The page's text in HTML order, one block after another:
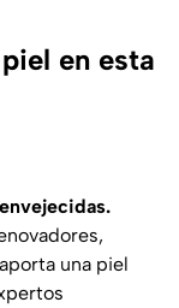
en esta
una piel